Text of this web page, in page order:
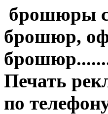
брошюры
брошюр,
Печать
по